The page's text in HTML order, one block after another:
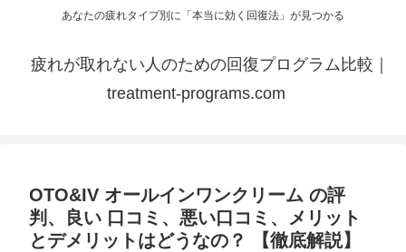
あなたの疲れタイプ別に「本当に効く回復法」が見つかる
疲れが取れない人のための回復プログラム比較｜
treatment-programs.com
OTO&IV オールインワンクリーム の評
判、良い 口コミ、悪い口コミ、メリット
とデメリットはどうなの？ 【徹底解説】